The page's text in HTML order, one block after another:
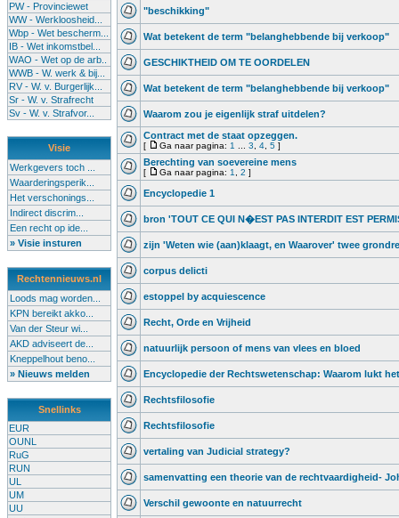
PW - Provinciewet
WW - Werkloosheid...
Wbp - Wet bescherm...
IB - Wet inkomstbel...
WAO - Wet op de arb..
WWB - W. werk & bij...
RV - W. v. Burgerlijk...
Sr - W. v. Strafrecht
Sv - W. v. Strafvor...
Visie
Werkgevers toch ...
Waarderingsperik...
Het verschonings...
Indirect discrim...
Een recht op ide...
» Visie insturen
Rechtennieuws.nl
Loods mag worden...
KPN bereikt akko...
Van der Steur wi...
AKD adviseert de...
Kneppelhout beno...
» Nieuws melden
Snellinks
EUR
OUNL
RuG
RUN
UL
UM
UU
"beschikking"
Wat betekent de term "belanghebbende bij verkoop"
GESCHIKTHEID OM TE OORDELEN
Wat betekent de term "belanghebbende bij verkoop"
Waarom zou je eigenlijk straf uitdelen?
Contract met de staat opzeggen.
[ Ga naar pagina: 1 3 4 5 ]
Berechting van soevereine mens
[ Ga naar pagina: 1 2 ]
Encyclopedie 1
bron 'TOUT CE QUI N�EST PAS INTERDIT EST
zijn 'Weten wie (aan)klaagt, en Waarover' twee
corpus delicti
estoppel by acquiescence
Recht, Orde en Vrijheid
natuurlijk persoon of mens van vlees en bloed
Encyclopedie der Rechtswetenschap: Waarom lukt
Rechtsfilosofie
Rechtsfilosofie
vertaling van Judicial strategy?
samenvatting een theorie van de rechtvaardigheid-
Verschil gewoonte en natuurrecht